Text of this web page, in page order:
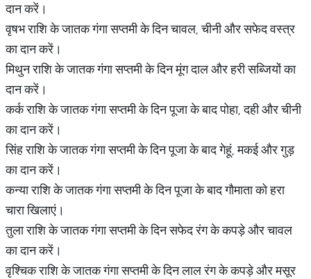
दान करें।
वृषभ राशि के जातक गंगा सप्तमी के दिन चावल, चीनी और सफेद वस्त्र
का दान करें।
मिथुन राशि के जातक गंगा सप्तमी के दिन मूंग दाल और हरी सब्जियों का
दान करें।
कर्क राशि के जातक गंगा सप्तमी के दिन पूजा के बाद पोहा, दही और चीनी
का दान करें।
सिंह राशि के जातक गंगा सप्तमी के दिन पूजा के बाद गेहूं, मकई और गुड़
का दान करें।
कन्या राशि के जातक गंगा सप्तमी के दिन पूजा के बाद गौमाता को हरा
चारा खिलाएं।
तुला राशि के जातक गंगा सप्तमी के दिन सफेद रंग के कपड़े और चावल
का दान करें।
वृश्चिक राशि के जातक गंगा सप्तमी के दिन लाल रंग के कपड़े और मसूर